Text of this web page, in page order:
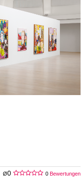
Ø0 0 Bewertungen